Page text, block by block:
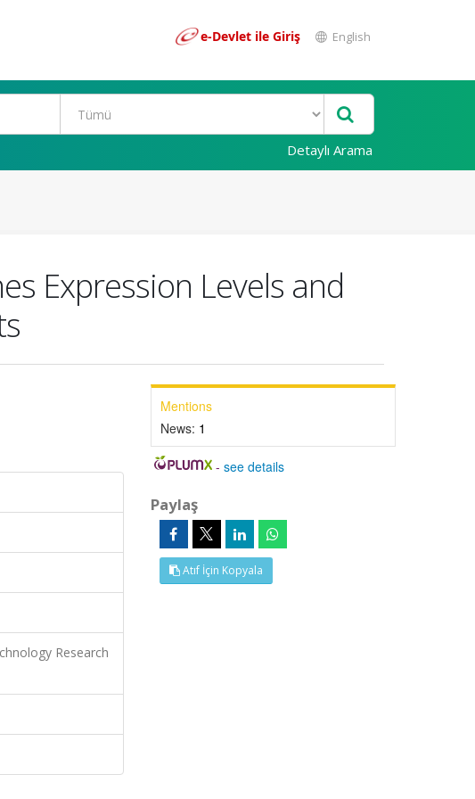
e-Devlet ile Giriş English
Detaylı Arama
Expression Levels and
Research
Mentions
News: 1
-see details
Paylaş
Atıf İçin Kopyala